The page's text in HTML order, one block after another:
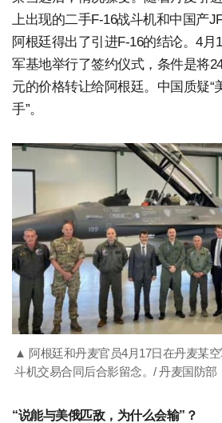
上出现的二手F-16战斗机和中国产
阿根廷得出了引进F-16的结论。4月
军基地举行了签约仪式，条件是将
元的价格转让给阿根廷。中国质疑“
手”。
▲ 阿根廷和丹麦官员4月17日在丹麦某
斗机交易合同后合影留念。/ 丹麦国防部
“说能与美俄匹敌，为什么会输”？